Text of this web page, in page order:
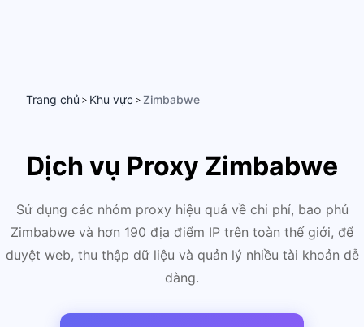
Trang chủ > Khu vực > Zimbabwe
Dịch vụ Proxy Zimbabwe
Sử dụng các nhóm proxy hiệu quả về chi phí, bao phủ
Zimbabwe và hơn 190 địa điểm IP trên toàn thế giới, để
duyệt web, thu thập dữ liệu và quản lý nhiều tài khoản dễ
dàng.